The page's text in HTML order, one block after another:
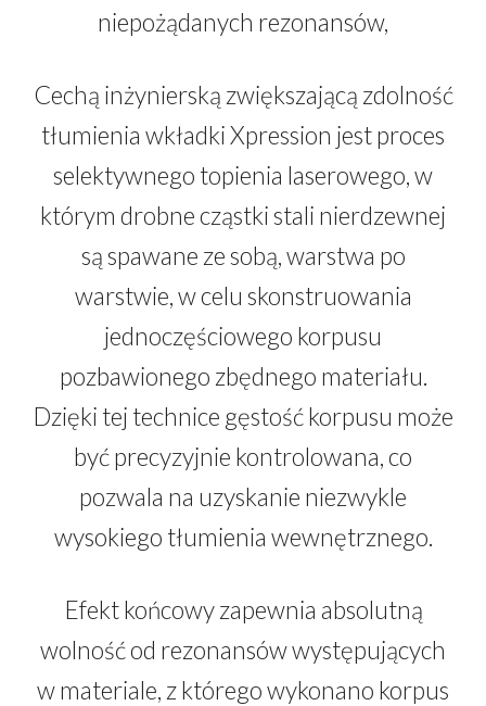
niepożądanych rezonansów,
Cechą inżynierską zwiększającą zdolność
tłumienia wkładki Xpression jest proces
selektywnego topienia laserowego, w
którym drobne cząstki stali nierdzewnej
są spawane ze sobą, warstwa po
warstwie, w celu skonstruowania
jednoczęściowego korpusu
pozbawionego zbędnego materiału.
Dzięki tej technice gęstość korpusu może
być precyzyjnie kontrolowana, co
pozwala na uzyskanie niezwykle
wysokiego tłumienia wewnętrznego.
Efekt końcowy zapewnia absolutną
wolność od rezonansów występujących
w materiale, z którego wykonano korpus